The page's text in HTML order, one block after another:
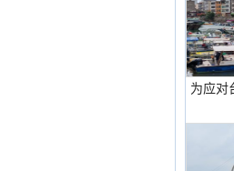
为应对